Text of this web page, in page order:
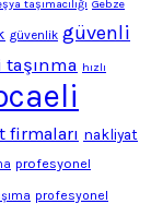
taşımacılığı Gebze
güvenlik güvenli
hızlı
firmaları nakliyat
profesyonel
profesyonel